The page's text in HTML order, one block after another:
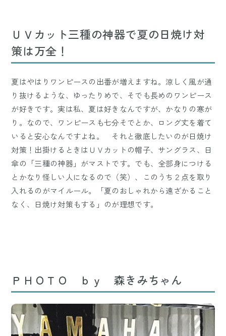
ＵＶカット三種の神器で夏の日焼け対
策は万全！
夏はやはりワンピースの出番が増えますね。涼しく風が通
り抜けるような、ゆったりめで、そでも長めのワンピース
が好きです。実は私、夏は好きなんですが、かなりの寒が
り。なので、ワンピースも七分そでとか、ロング丈を着て
いると安心なんですよね。 それと徹底したいのが日焼け
対策！出掛けるときはＵＶカットの帽子、サングラス、日
傘の「三種の神器」がマストです。でも、全部身につける
とかなり怪しい人になるので（笑）、このうち２点を取り
入れるのがマイルール。「夏のおしゃれから遠ざかること
なく、日焼け対策もする」のが理想です。
ＰＨＯＴＯ ｂｙ 森きみちゃん